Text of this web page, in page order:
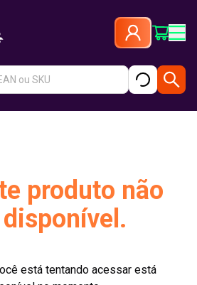
produto não
está tentando acessar está